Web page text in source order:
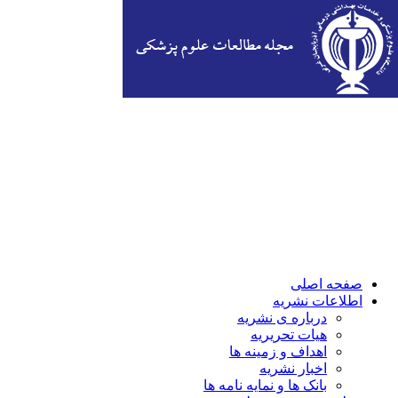
صفحه اصلی
اطلاعات نشریه
درباره ی نشریه
هیات تحریریه
اهداف و زمینه ها
اخبار نشریه
بانک ها و نمایه نامه ها